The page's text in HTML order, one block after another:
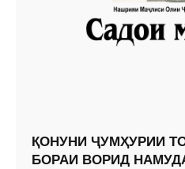
ҚОНУНИ ҶУМҲУРИИ
БОРАИ ВОРИД